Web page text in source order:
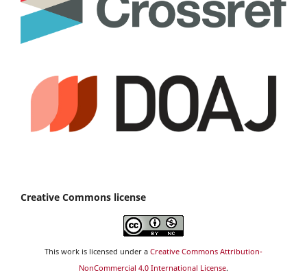
Creative Commons license
This work is licensed under a Creative Commons Attribution-
NonCommercial 4.0 International License.